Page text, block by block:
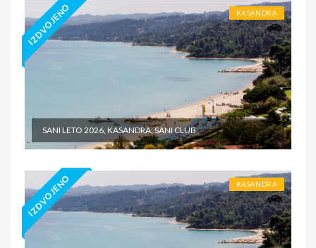
IZDVOJENO KASANDRA
SANI LETO 2026, KASANDRA, SANI CLUB
IZDVOJENO KASANDRA